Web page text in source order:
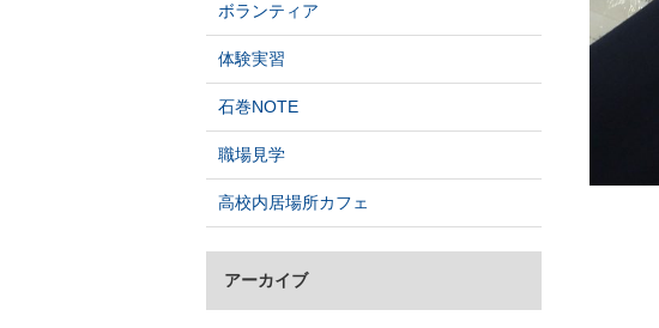
ボランティア
体験実習
石巻NOTE
職場見学
高校内居場所カフェ
アーカイブ